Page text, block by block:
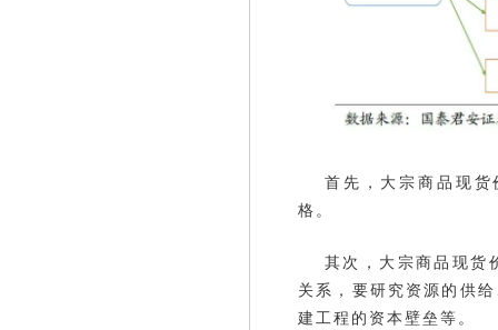
首先，大宗商品现
格。
其次，大宗商品现货
关系，要研究资源的供
建工程的资本壁垒等。